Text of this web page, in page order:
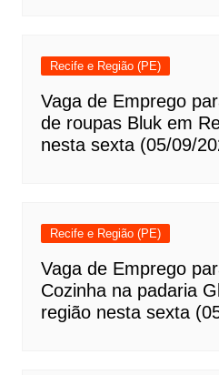
Recife e Região (PE)
Vaga de Emprego
de roupas Bluk em
nesta sexta (05/09/
Recife e Região (PE)
Vaga de Emprego
Cozinha na padaria
região nesta sexta